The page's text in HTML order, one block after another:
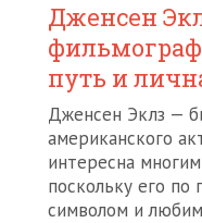
Дженсен
путь и
Дженсен Эклз —
американского
интересна
поскольку его по
символом и